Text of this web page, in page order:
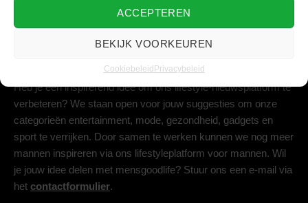
ACCEPTEREN
BEKIJK VOORKEUREN
Cookiebeleid Privacybeleid
Heb je een inspirerend idee om ons lifestyle-nieuwsplatform te
verbeteren? We staan open voor jouw suggesties om onze
categorieën entertainment, mode, gezondheid, gadgets en
sport te verrijken. Door samen te werken kunnen we nog meer
mannen inspireren via ons lifestyleplatform voor mannen. Wil
je jouw idee delen met mensgoodlife? Stuur ons een e-mail via
het contactformulier.